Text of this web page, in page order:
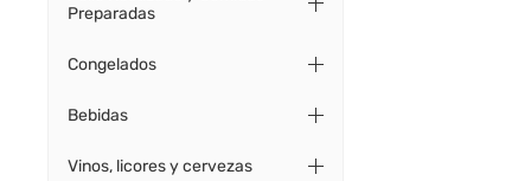
Preparadas
Congelados
Bebidas
Vinos, licores y cervezas